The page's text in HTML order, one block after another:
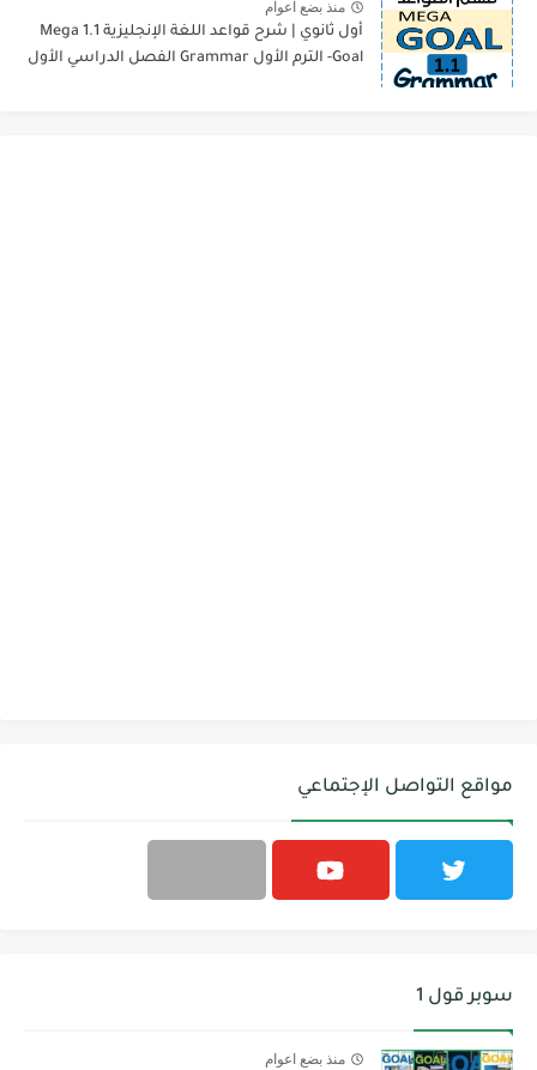
منذ بضع اعوام
أول ثانوي | شرح قواعد اللغة الإنجليزية 1.1 Mega
Goal- الترم الأول Grammar الفصل الدراسي الأول
مواقع التواصل الإجتماعي
سوبر قول 1
منذ بضع اعوام